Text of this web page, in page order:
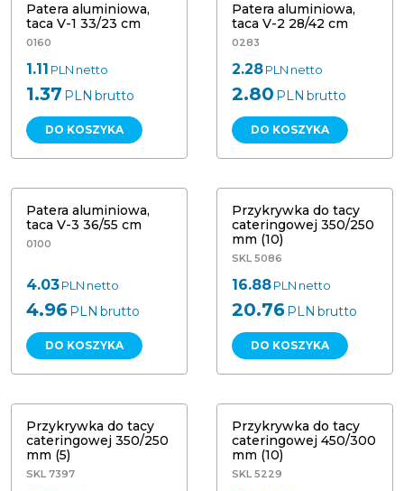
Patera aluminiowa,
taca V-1 33/23 cm
0160
1.11 PLN netto
1.37 PLN brutto
DO KOSZYKA
Patera aluminiowa,
taca V-2 28/42 cm
0283
2.28PLN netto
2.80 PLN brutto
DO KOSZYKA
Patera aluminiowa, taca V-3 36/55
Patera aluminiowa,
taca V-3 36/55 cm
0100
4.03PLN netto
4.96PLN brutto
DO KOSZYKA
Przykrywka do tacy cateringowej
Przykrywka do tacy
cateringowej 350/250
mm (10)
SKL 5086
16.88PLN netto
20.76PLN brutto
DO KOSZYKA
Przykrywka do tacy cateringowej
Przykrywka do tacy
cateringowej 350/250
mm (5)
SKL 7397
Przykrywka do tacy cateringowej
Przykrywka do tacy
cateringowej 450/300
mm (10)
SKL 5229